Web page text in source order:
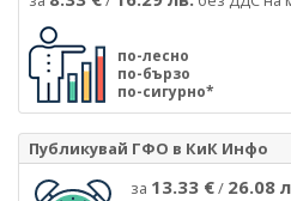
по-лесно
по-бързо
по-сигурно*
Публикувай ГФО в КиК Инфо
за 13.33 €/ 26.08